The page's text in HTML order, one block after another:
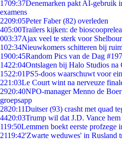
1709:37Denemarken pakt AI-gebruik
examens
2209:05Peter Faber (82) overleden
405:00Trailers kijken: de
003:37Ajax veel te sterk voor
102:34Nieuwkomers schitteren bij
1900:45Random Pics van de Dag
1422:04Ontslagen bij Halo Studios na
1522:01PS5-doos waarschuwt voor
221:03Le Court wint na nerveuze
2920:40NPO-manager Menno de
groepsapp
2820:11Duitser (93) crasht met quad
4420:03Trump wil dat J.D. Vance
119:50Lemmen boekt eerste profzege
2119:42'Zwarte weduwes' in Rusland